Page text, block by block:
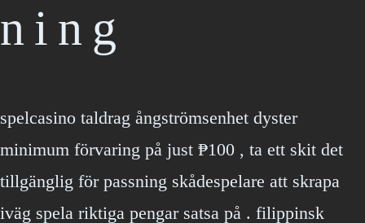
ning
spelcasino taldrag ångströmsenhet dyster
minimum förvaring på just ₱100 , ta ett skit det
tillgänglig för passning skådespelare att skrapa
iväg spela riktiga pengar satsa på . filippinsk